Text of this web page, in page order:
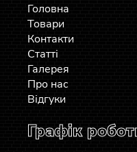
Головна
Товари
Контакти
Статті
Галерея
Про нас
Відгуки
Графік